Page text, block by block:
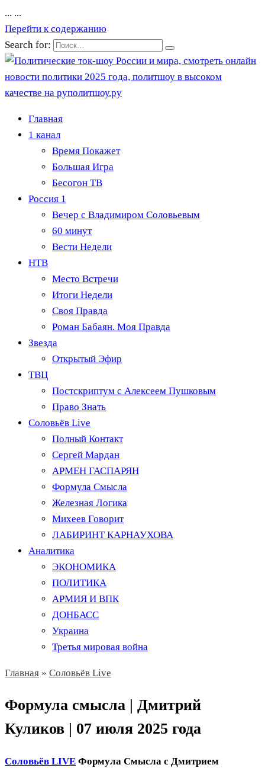
... ...
Перейти к содержанию
Search for:
Главная
1 канал
Время Покажет
Большая Игра
Бесогон ТВ
Россия 1
Вечер с Владимиром Соловьевым
60 минут
Вести Недели
НТВ
Место Встречи
Итоги Недели
Своя Правда
Роман Бабаян. Моя Правда
Звезда
Открытый Эфир
ТВЦ
Постскриптум с Алексеем Пушковым
Право Знать
Соловьёв Live
Полный Контакт
Сергей Мардан
АРМЕН ГАСПАРЯН
Формула Смысла
Железная Логика
Михеев Говорит
ЛАБИРИНТ КАРНАУХОВА
Аналитика
ЭКОНОМИКА
ПОЛИТИКА
АРМИЯ И ВПК
ДОНБАСС
Украина
Третья мировая война
Главная » Соловьёв Live
Формула смысла | Дмитрий
Куликов | 07 июля 2025 года
Соловьёв LIVE Формула Смысла с Дмитрием